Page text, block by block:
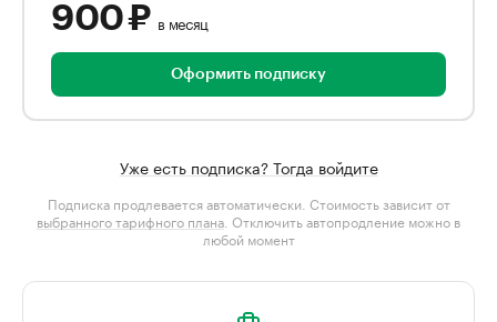
900 ₽ в месяц
Оформить подписку
Уже есть подписка? Тогда войдите
Подписка продлевается автоматически. Стоимость зависит от
выбранного тарифного плана . Отключить автопродление можно в
любой момент